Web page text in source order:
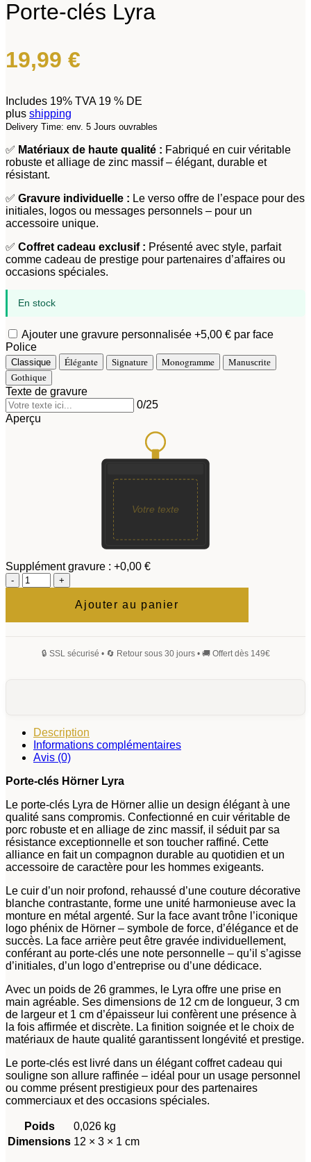
Porte-clés Lyra
19,99 €
Includes 19% TVA 19 % DE
plus shipping
Delivery Time: env. 5 Jours ouvrables
✅ Matériaux de haute qualité : Fabriqué en cuir véritable
robuste et alliage de zinc massif – élégant, durable et
résistant.
✅ Gravure individuelle : Le verso offre de l’espace pour des
initiales, logos ou messages personnels – pour un
accessoire unique.
✅ Coffret cadeau exclusif : Présenté avec style, parfait
comme cadeau de prestige pour partenaires d’affaires ou
occasions spéciales.
En stock
Ajouter une gravure personnalisée +5,00 € par face
Police
Classique Élégante Signature Monogramme
Manuscrite
Gothique
Texte de gravure
0/25
Aperçu
Votre texte
Supplément gravure : +0,00 €
quantité
de
Ajouter au panier
Description
Informations complémentaires
Avis (0)
Porte-clés Hörner Lyra
Le porte-clés Lyra de Hörner allie un design élégant à une
qualité sans compromis. Confectionné en cuir véritable de
porc robuste et en alliage de zinc massif, il séduit par sa
résistance exceptionnelle et son toucher raffiné. Cette
alliance en fait un compagnon durable au quotidien et un
accessoire de caractère pour les hommes exigeants.
Le cuir d’un noir profond, rehaussé d’une couture décorative
blanche contrastante, forme une unité harmonieuse avec la
monture en métal argenté. Sur la face avant trône l’iconique
logo phénix de Hörner – symbole de force, d’élégance et de
succès. La face arrière peut être gravée individuellement,
conférant au porte-clés une note personnelle – qu’il s’agisse
d’initiales, d’un logo d’entreprise ou d’une dédicace.
Avec un poids de 26 grammes, le Lyra offre une prise en
main agréable. Ses dimensions de 12 cm de longueur, 3 cm
de largeur et 1 cm d’épaisseur lui confèrent une présence à
la fois affirmée et discrète. La finition soignée et le choix de
matériaux de haute qualité garantissent longévité et prestige.
Le porte-clés est livré dans un élégant coffret cadeau qui
souligne son allure raffinée – idéal pour un usage personnel
ou comme présent prestigieux pour des partenaires
commerciaux et des occasions spéciales.
Poids
0,026 kg
Dimensions 12 × 3 × 1 cm